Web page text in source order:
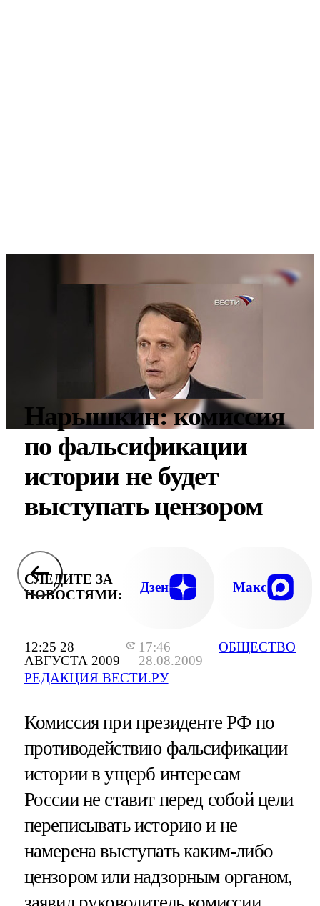
12:25 28
АВГУСТА 2009
17:46
28.08.2009
РЕДАКЦИЯ ВЕСТИ.РУ
ОБЩЕСТВО
Нарышкин: комиссия
по фальсификации
истории не будет
выступать цензором
СЛЕДИТЕ ЗА
НОВОСТЯМИ:
Дзен Макс
Комиссия при президенте РФ по
противодействию фальсификации
истории в ущерб интересам
России не ставит перед собой цели
переписывать историю и не
намерена выступать каким-либо
цензором или надзорным органом,